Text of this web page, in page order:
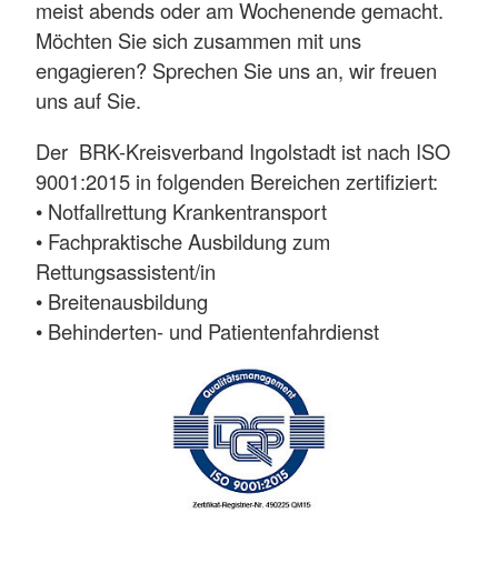
meist abends oder am Wochenende gemacht.
Möchten Sie sich zusammen mit uns
engagieren? Sprechen Sie uns an, wir freuen
uns auf Sie.
Der BRK-Kreisverband Ingolstadt ist nach ISO
9001:2015 in folgenden Bereichen zertifiziert:
• Notfallrettung Krankentransport
• Fachpraktische Ausbildung zum
Rettungsassistent/in
• Breitenausbildung
• Behinderten- und Patientenfahrdienst